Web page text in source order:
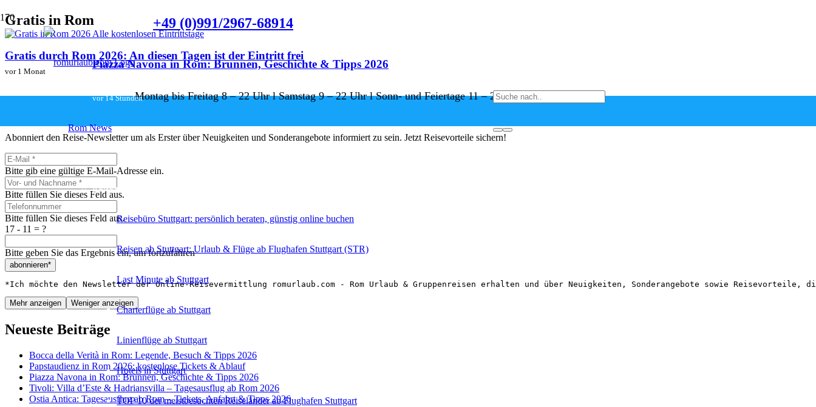
+49 (0)991/2967-68914
Montag bis Freitag 8 – 22 Uhr l Samstag 9 – 22 Uhr l Sonn- und Feiertage 11 – 22 Uhr
Piazza Navona in Rom: Brunnen, Geschichte & Tipps 2026
vor 14 Stunden
Rom News
Reiseangebote ab Stuttgart
Reisebüro Stuttgart: persönlich beraten, günstig online buchen
Reisen ab Stuttgart: Urlaub & Flüge ab Flughafen Stuttgart (STR)
Last Minute ab Stuttgart
Charterflüge ab Stuttgart
Linienflüge ab Stuttgart
Hotels in Stuttgart
TOP 10 der meistbesuchten Reiseländer ab Flughafen Stuttgart
Gratis in Rom
Gratis durch Rom 2026: An diesen Tagen ist der Eintritt frei
vor 1 Monat
Newsletter abonnieren & Vorteile sichern
Abonniert den Reise-Newsletter um als Erster über Neuigkeiten und Sonderangebote informiert zu sein. Jetzt Reisevorteile sichern!
Bitte gib eine gültige E-Mail-Adresse ein.
Bitte füllen Sie dieses Feld aus.
Bitte füllen Sie dieses Feld aus.
17 - 11 = ?
Bitte geben Sie das Ergebnis ein, um fortzufahren
abonnieren*
*Ich möchte den Newsletter der Online-Reisevermittlung romurlaub.com - Rom Urlaub & Gruppenreisen erhalten und über Neuigkeiten, Sonderangebote sowie
Mehr anzeigen Weniger anzeigen
Neueste Beiträge
Bocca della Verità in Rom: Legende, Besuch & Tipps 2026
Papstaudienz in Rom 2026: kostenlose Tickets & Ablauf
Piazza Navona in Rom: Brunnen, Geschichte & Tipps 2026
Tivoli: Villa d’Este & Hadriansvilla – Tagesausflug ab Rom 2026
Ostia Antica: Tagesausflug ab Rom – Tickets, Anfahrt & Tipps 2026